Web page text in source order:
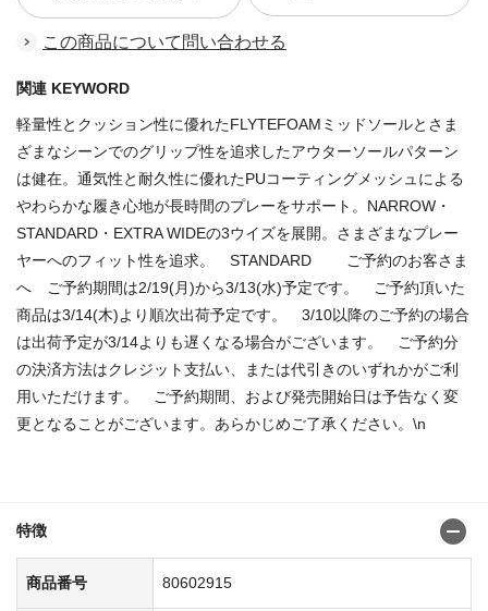
この商品について問い合わせる
関連 KEYWORD
軽量性とクッション性に優れたFLYTEFOAMミッドソールとさま
ざまなシーンでのグリップ性を追求したアウターソールパターン
は健在。通気性と耐久性に優れたPUコーティングメッシュによる
やわらかな履き心地が長時間のプレーをサポート。NARROW・
STANDARD・EXTRA WIDEの3ウイズを展開。さまざまなプレー
ヤーへのフィット性を追求。 STANDARD ご予約のお客さま
へ ご予約期間は2/19(月)から3/13(水)予定です。 ご予約頂いた
商品は3/14(木)より順次出荷予定です。 3/10以降のご予約の場合
は出荷予定が3/14よりも遅くなる場合がございます。 ご予約分
の決済方法はクレジット支払い、または代引きのいずれかがご利
用いただけます。 ご予約期間、および発売開始日は予告なく変
更となることがございます。あらかじめご了承ください。\n
特徴
商品番号 80602915